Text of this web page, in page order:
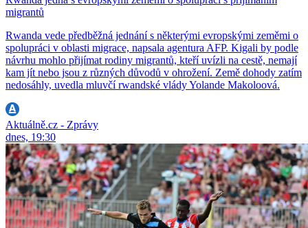
migrantů
Rwanda vede předběžná jednání s některými evropskými zeměmi o
spolupráci v oblasti migrace, napsala agentura AFP. Kigali by podle
návrhu mohlo přijímat rodiny migrantů, kteří uvízli na cestě, nemají
kam jít nebo jsou z různých důvodů v ohrožení. Země dohody zatím
nedosáhly, uvedla mluvčí rwandské vlády Yolande Makoloová.
Aktuálně.cz - Zprávy
dnes, 19:30